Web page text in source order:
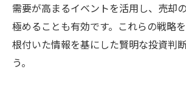
需要が高まるイベントを活用し、売却
極めることも有効です。これらの戦略
根付いた情報を基にした賢明な投資判
う。